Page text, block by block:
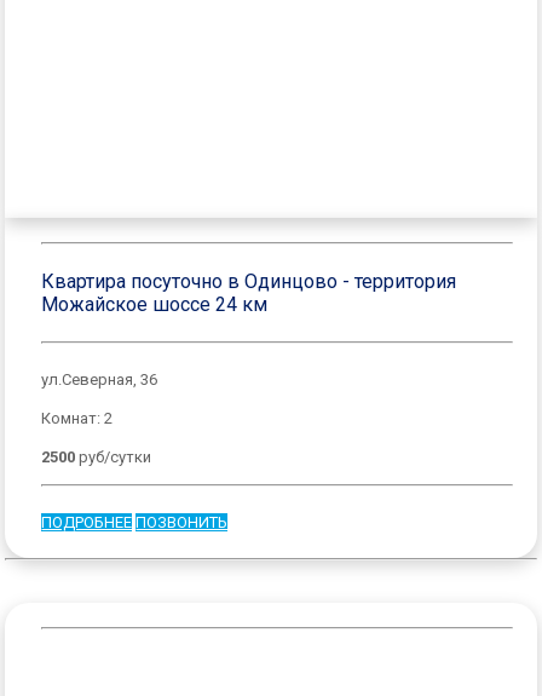
Квартира посуточно в Одинцово - территория
Можайское шоссе 24 км
ул.Северная, 36
Комнат: 2
2500 руб/сутки
ПОДРОБНЕЕ ПОЗВОНИТЬ